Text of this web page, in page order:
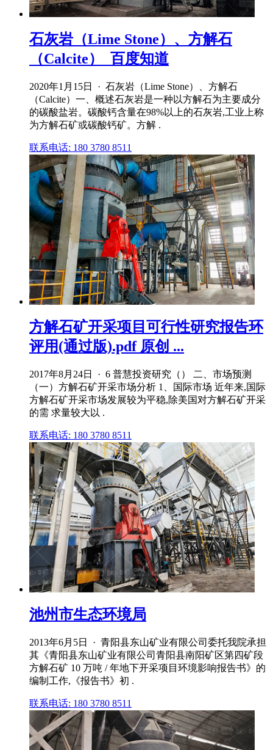
石灰岩（Lime Stone）、方解石
（Calcite）_百度知道
2020年1月15日 · 石灰岩（Lime Stone）、方解石
（Calcite）一、概述石灰岩是一种以方解石为主要成分
的碳酸盐岩。碳酸钙含量在98%以上的石灰岩,工业上称
为方解石矿或碳酸钙矿。方解 .
联系电话: 180 3780 8511
方解石矿开采项目可行性研究报告环
评用(通过版).pdf 原创 ...
2017年8月24日 · 6 普慧投资研究（） 二、市场预测
（一）方解石矿开采市场分析 1、国际市场 近年来,国际
方解石矿开采市场发展较为平稳,除美国对方解石矿开采
的需 求量较大以 .
联系电话: 180 3780 8511
池州市生态环境局
2013年6月5日 · 青阳县东山矿业有限公司委托我院承担
其《青阳县东山矿业有限公司青阳县南阳矿区第四矿段
方解石矿 10 万吨 / 年地下开采项目环境影响报告书》的
编制工作,《报告书》初 .
联系电话: 180 3780 8511